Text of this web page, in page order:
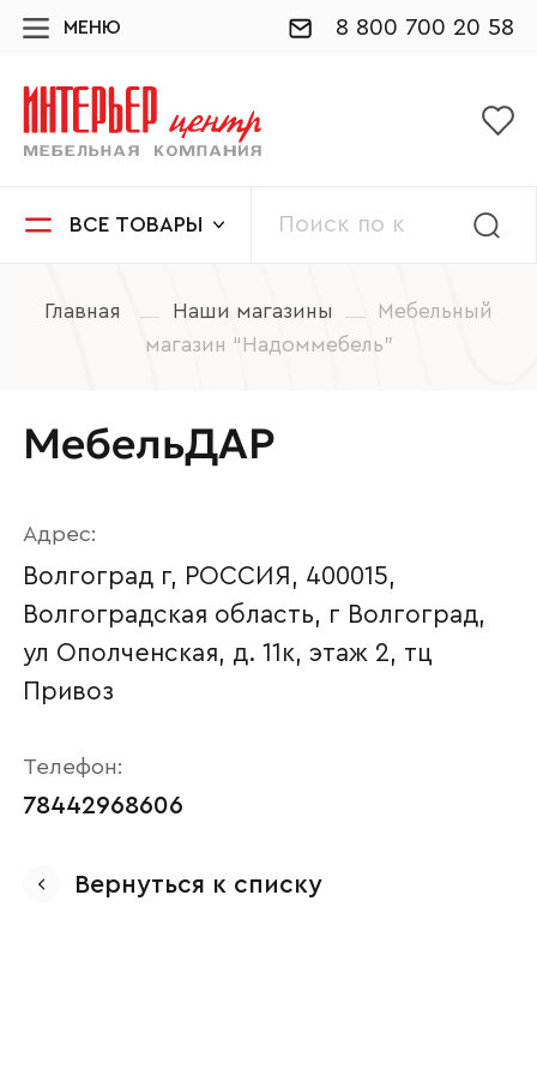
МЕНЮ 8 800 700 20 58
ВСЕ ТОВАРЫ
Главная Наши магазины
Мебельный
магазин “Надоммебель”
МебельДАР
Адрес:
Волгоград г, РОССИЯ, 400015,
Волгоградская область, г Волгоград,
ул Ополченская, д. 11к, этаж 2, тц
Привоз
Телефон:
78442968606
Вернуться к списку